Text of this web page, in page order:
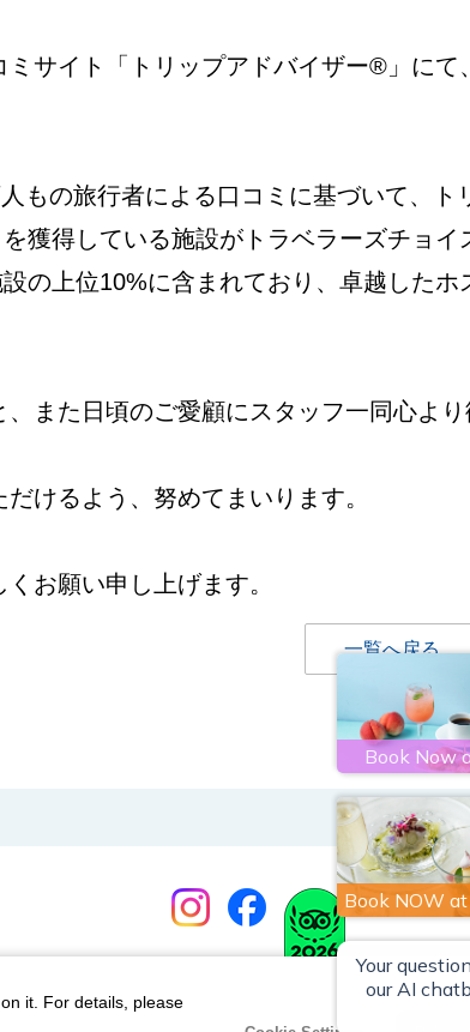
サイト「トリップアドバイザー®」にて
もの旅行者による口コミに基づいて、ト
獲得している施設がトラベラーズチョイ
の上位10%に含まれており、卓越したホ
また日頃のご愛顧にスタッフ一同心よ
けるよう、努めてまいります。
お願い申し上げます。
一覧へ戻る
it. For details, please